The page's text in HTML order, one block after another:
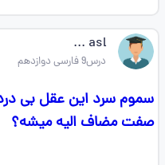
asl ...
درس9 فارسی دوازدهم
سموم سرد این عقل بی
صفت مضاف الیه میشه؟